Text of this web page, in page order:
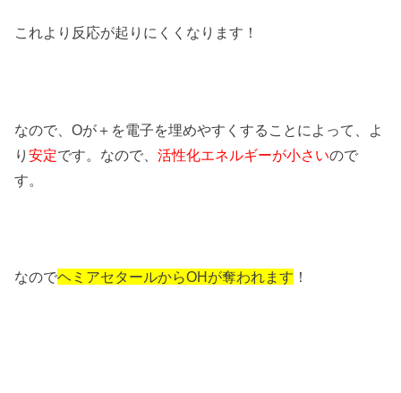
これより反応が起りにくくなります！
なので、Oが＋を電子を埋めやすくすることによって、よ
り安定です。なので、活性化エネルギーが小さいので
す。
なのでヘミアセタールからOHが奪われます ！